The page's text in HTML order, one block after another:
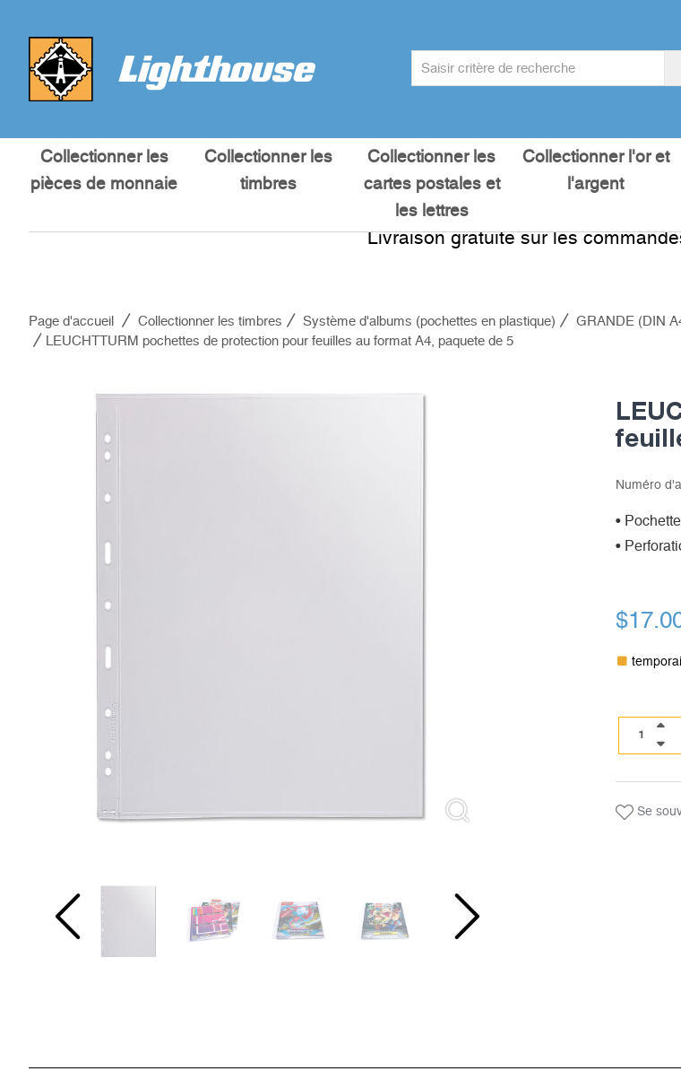
Collectionner les
pièces de monnaie
Collectionner les
timbres
Collectionner les
cartes postales et
les lettres
Collectionner l'or et
l'argent
Livraison gratuite sur les
Page d'accueil Collectionner les timbres Système d'albums (pochettes en plastique)
GRANDE (DIN
LEUCHTTURM pochettes de protection pour feuilles au format A4, paquete de 5
Numéro
•
•
$
Se